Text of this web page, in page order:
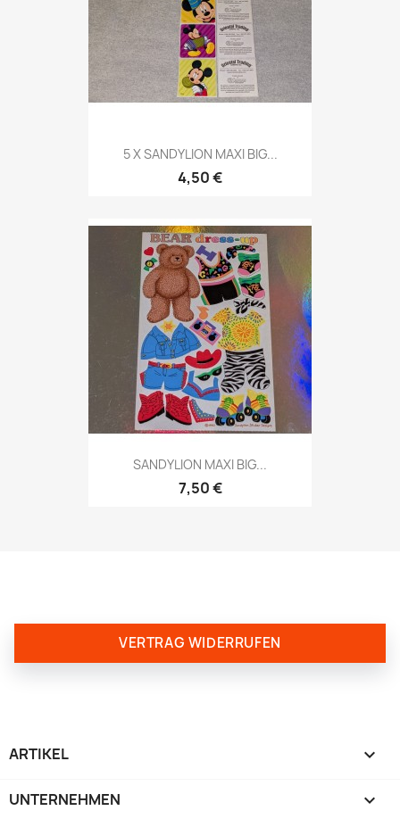
5 X SANDYLION MAXI BIG...
4,50 €
SANDYLION MAXI BIG...
7,50 €
VERTRAG WIDERRUFEN
ARTIKEL 
UNTERNEHMEN 